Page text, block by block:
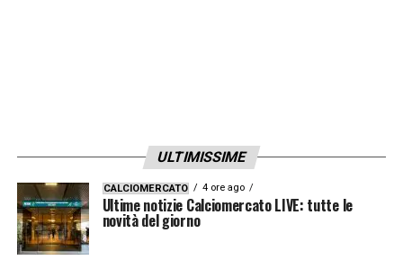
ULTIMISSIME
CALCIOMERCATO 4 ore ago
Ultime notizie Calciomercato LIVE: tutte le
novità del giorno